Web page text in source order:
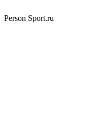
Person Sport.ru